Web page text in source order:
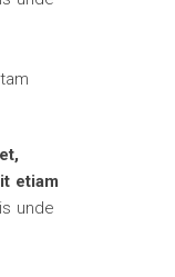
etiam
unde